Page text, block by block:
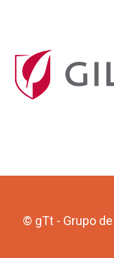
© gTt - Grupo